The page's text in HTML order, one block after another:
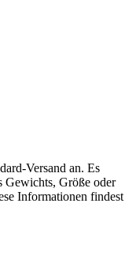
Versand an. Es
Gewichts, Größe oder
Informationen findest